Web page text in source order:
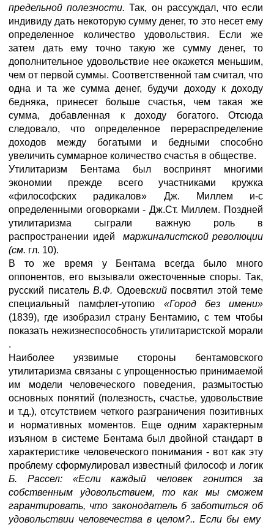
предельной полезности. Так, он рассуждал, что если
индивиду дать некоторую сумму денег, то это несет ему
определенное количество удовольствия. Если же
затем дать ему точно такую же сумму денег, то
дополнительное удовольствие нее окажется меньшим,
чем от первой суммы. Соответственной там считал, что
одна и та же сумма денег, будучи доходу к доходу
бедняка, принесет больше счастья, чем такая же
сумма, добавленная к доходу богатого. Отсюда
следовало, что определенное перераспределение
доходов между богатыми и бедными способно
увеличить суммарное количество счастья в обществе.
Утилитаризм Бентама был воспринят многими
экономии прежде всего участниками кружка
«философских радикалов» Дж. Миллем и-с
определенными оговорками - Дж.Ст. Миллем. Поздней
утилитаризма сыграли важную роль в
распространении идей маржиналистской революции
(см. гл. 10).
В то же время у Бентама всегда было много
оппонентов, его вызывали ожесточенные споры. Так,
русский писатель В.Ф. Одоевскийпосвятил этой теме
специальный памфлет-утопию «Город без имени»
(1839), где изобразил страну Бентамию, с тем чтобы
показать нежизнеспособность утилитаристской морали
.
Наиболее уязвимые стороны бентамовского
утилитаризма связаны с упрощенностью принимаемой
им модели человеческого поведения, размытостью
основных понятий (полезность, счастье, удовольствие
и т.д.), отсутствием четкого разграничения позитивных
и нормативных моментов. Еще одним характерным
изъяном в системе Бентама был двойной стандарт в
характеристике человеческого понимания - вот как эту
проблему сформулировал известный философ и логик
Б. Рассел: «Если каждый человек гонится за
собственным удовольствием, то как мы сможем
гарантировать, что законодатель б заботиться об
удовольствии человечества в целом?.. Если бы ему